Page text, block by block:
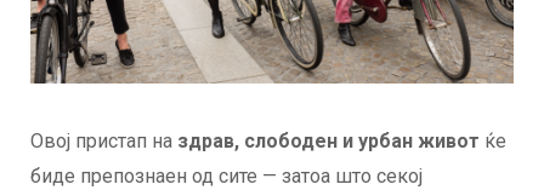
Овој пристап на здрав, слободен и урбан живот ќе
биде препознаен од сите — затоа што секој